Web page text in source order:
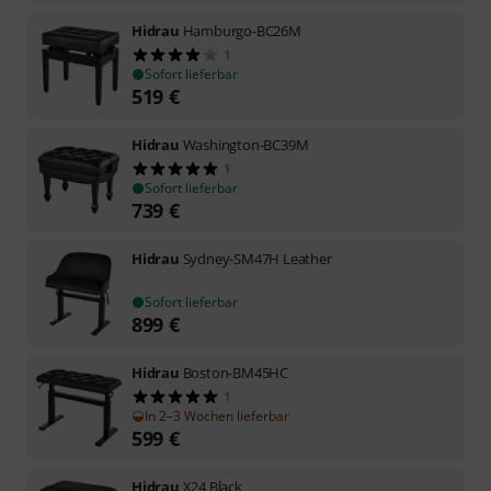
Hidrau Hamburgo-BC26M
1
Sofort lieferbar
519 €
Hidrau Washington-BC39M
1
Sofort lieferbar
739 €
Hidrau Sydney-SM47H Leather
Sofort lieferbar
899 €
Hidrau Boston-BM45HC
1
In 2–3 Wochen lieferbar
599 €
Hidrau X24 Black